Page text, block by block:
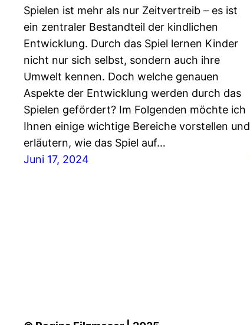
Spielen ist mehr als nur Zeitvertreib – es ist
ein zentraler Bestandteil der kindlichen
Entwicklung. Durch das Spiel lernen Kinder
nicht nur sich selbst, sondern auch ihre
Umwelt kennen. Doch welche genauen
Aspekte der Entwicklung werden durch das
Spielen gefördert? Im Folgenden möchte ich
Ihnen einige wichtige Bereiche vorstellen und
erläutern, wie das Spiel auf…
Juni 17, 2024